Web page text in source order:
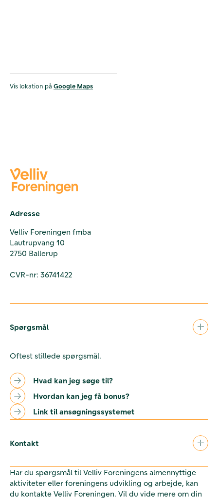
Vis lokation på Google Maps
Adresse
Velliv Foreningen fmba
Lautrupvang 10
2750 Ballerup
CVR-nr: 36741422
Spørgsmål
Oftest stillede spørgsmål.
Hvad kan jeg søge til?
Hvordan kan jeg få bonus?
Link til ansøgningssystemet
Kontakt
Har du spørgsmål til Velliv Foreningens almennyttige
aktiviteter eller foreningens udvikling og arbejde, kan
du kontakte Velliv Foreningen. Vil du vide mere om din